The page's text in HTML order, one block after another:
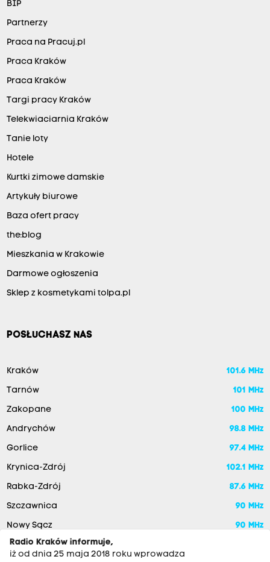
BIP
Partnerzy
Praca na Pracuj.pl
Praca Kraków
Praca Kraków
Targi pracy Kraków
Telekwiaciarnia Kraków
Tanie loty
Hotele
Kurtki zimowe damskie
Artykuły biurowe
Baza ofert pracy
the:blog
Mieszkania w Krakowie
Darmowe ogłoszenia
Sklep z kosmetykami tolpa.pl
POSŁUCHASZ NAS
Kraków 101.6 MHz
Tarnów 101 MHz
Zakopane 100 MHz
Andrychów 98.8 MHz
Gorlice 97.4 MHz
Krynica-Zdrój 102.1 MHz
Rabka-Zdrój 87.6 MHz
Szczawnica 90 MHz
Nowy Sącz
90 MHz
Radio Kraków informuje,
iż od dnia 25 maja 2018 roku wprowadza